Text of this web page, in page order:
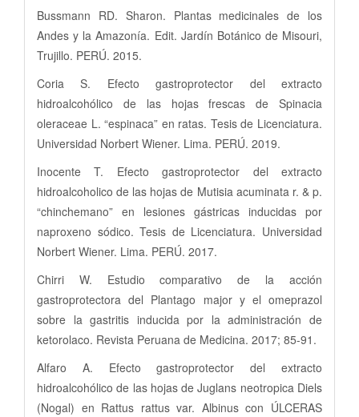
Bussmann RD. Sharon. Plantas medicinales de los
Andes y la Amazonía. Edit. Jardín Botánico de Misouri,
Trujillo. PERÚ. 2015.
Coria S. Efecto gastroprotector del extracto
hidroalcohólico de las hojas frescas de Spinacia
oleraceae L. “espinaca” en ratas. Tesis de Licenciatura.
Universidad Norbert Wiener. Lima. PERÚ. 2019.
Inocente T. Efecto gastroprotector del extracto
hidroalcoholico de las hojas de Mutisia acuminata r. & p.
“chinchemano” en lesiones gástricas inducidas por
naproxeno sódico. Tesis de Licenciatura. Universidad
Norbert Wiener. Lima. PERÚ. 2017.
Chirri W. Estudio comparativo de la acción
gastroprotectora del Plantago major y el omeprazol
sobre la gastritis inducida por la administración de
ketorolaco. Revista Peruana de Medicina. 2017; 85-91.
Alfaro A. Efecto gastroprotector del extracto
hidroalcohólico de las hojas de Juglans neotropica Diels
(Nogal) en Rattus rattus var. Albinus con ÚLCERAS